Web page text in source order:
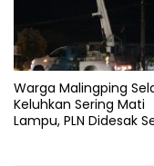
Warga Malingping
Keluhkan Sering Mati
Lampu, PLN Didesak